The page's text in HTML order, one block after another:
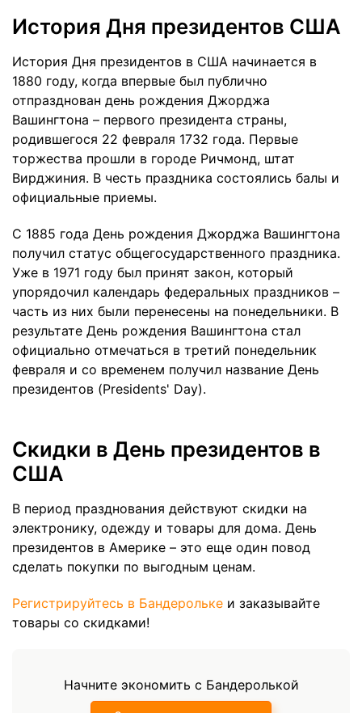
История Дня президентов США
История Дня президентов в США начинается в
1880 году, когда впервые был публично
отпразднован день рождения Джорджа
Вашингтона – первого президента страны,
родившегося 22 февраля 1732 года. Первые
торжества прошли в городе Ричмонд, штат
Вирджиния. В честь праздника состоялись балы и
официальные приемы.
С 1885 года День рождения Джорджа Вашингтона
получил статус общегосударственного праздника.
Уже в 1971 году был принят закон, который
упорядочил календарь федеральных праздников –
часть из них были перенесены на понедельники. В
результате День рождения Вашингтона стал
официально отмечаться в третий понедельник
февраля и со временем получил название День
президентов (Presidents' Day).
Скидки в День президентов в
США
В период празднования действуют скидки на
электронику, одежду и товары для дома. День
президентов в Америке – это еще один повод
сделать покупки по выгодным ценам.
Регистрируйтесь в Бандерольке и заказывайте
товары со скидками!
Начните экономить с Бандеролькой